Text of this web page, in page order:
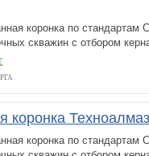
коронка по
скважин с отбором
коронка
коронка по